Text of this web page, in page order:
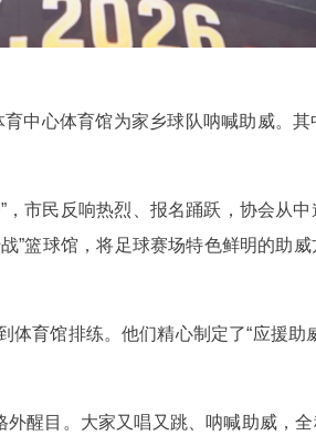
中心体育馆为家乡球队呐喊助威。
市民反响热烈、报名踊跃，协会从
”篮球馆，将足球赛场特色鲜明的助
育馆排练。他们精心制定了“应援助
醒目。大家又唱又跳、呐喊助威，